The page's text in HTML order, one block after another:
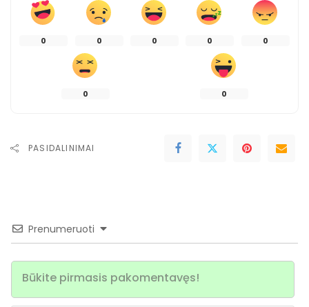
0 0 0 0 0
0 0
PASIDALINIMAI
Prenumeruoti